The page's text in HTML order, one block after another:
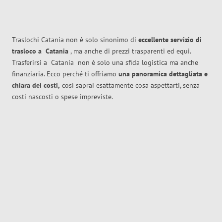
Traslochi Catania non è solo sinonimo di eccellente servizio di
trasloco a Catania , ma anche di prezzi trasparenti ed equi.
Trasferirsi a Catania non è solo una sfida logistica ma anche
finanziaria. Ecco perché ti offriamo una panoramica dettagliata e
chiara dei costi, così saprai esattamente cosa aspettarti, senza
costi nascosti o spese impreviste.